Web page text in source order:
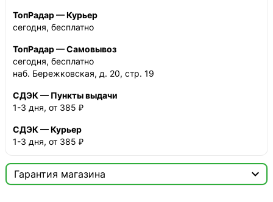
ТопРадар — Курьер
сегодня, бесплатно
ТопРадар — Самовывоз
сегодня, бесплатно
наб. Бережковская, д. 20, стр. 19
СДЭК — Пункты выдачи
1-3 дня, от 385 ₽
СДЭК — Курьер
1-3 дня, от 385 ₽
Гарантия магазина
